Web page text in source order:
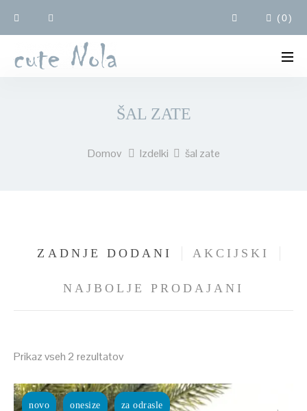
(0)
ŠAL ZATE
Domov Izdelki šal zate
ZADNJE DODANI AKCIJSKI
NAJBOLJE PRODAJANI
Prikaz vseh 2 rezultatovRazvrščeno
datumu
novo onesize za odrasle